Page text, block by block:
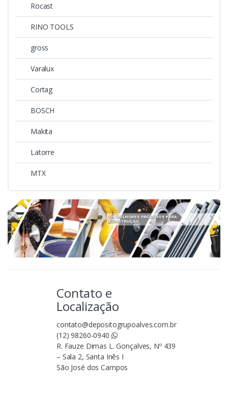
Rocast
RINO TOOLS
gross
Varalux
Cortag
BOSCH
Makita
Latorre
MTX
Contato e
Localização
contato@depositogrupoalves.com.br
(12) 98260-0940
R. Fauze Dimas L. Gonçalves, Nº 439
– Sala 2, Santa Inês I
São José dos Campos